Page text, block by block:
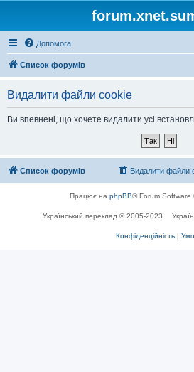
Допомога
Список форумів
Видалити файли cookie
Ви впевнені, що хочете видалити усі
Список форумів Видалити файли
Працює на phpBB® Forum Software
Український переклад © 2005-2023
Конфіденційність |